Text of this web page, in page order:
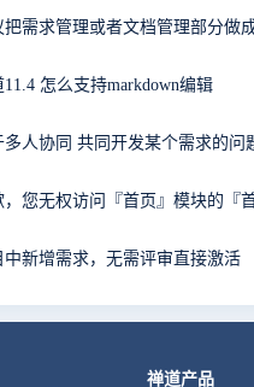
把需求管理或者文档管理部分做
11.4 怎么支持markdown编辑
多人协同 共同开发某个需求的问
中新增需求，无需评审直接激活
禅道产品